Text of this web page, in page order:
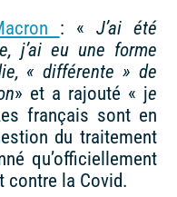
: « J’ai été
j’ai eu une forme
« différente » de
» et a rajouté « je
français sont en
du traitement
qu’officiellement
contre la Covid.